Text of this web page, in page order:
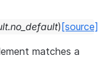
) [source]
matches a